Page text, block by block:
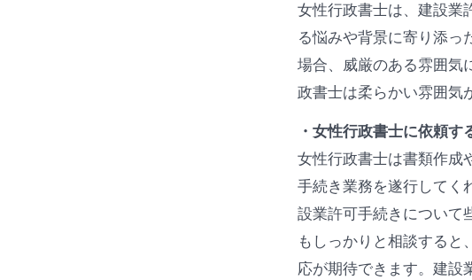
女性行政書士は、建設業
る悩みや背景に寄り添っ
場合、威厳のある雰囲気
政書士は柔らかい雰囲気
・女性行政書士に依頼
女性行政書士は書類作成
手続き業務を遂行してく
設業許可手続きについて
もしっかりと相談する
応が期待できます。建設